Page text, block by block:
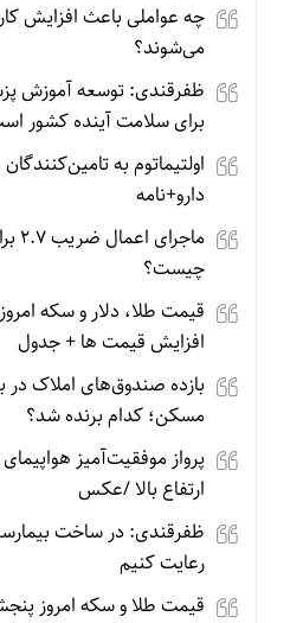
چه عواملی باعث افزایش
می‌شوند؟
ظفرقندی: توسعه آموزش
برای سلامت آینده کشور
اولتیماتوم به
دارو+نامه
چیست؟
افزایش قیمت ها + جدول
بازده صندوق‌های املاک
مسکن؛ کدام برنده شد؟
پرواز موفقیت‌آمیز
ارتفاع بالا /عکس
ظفرقندی: در ساخت
رعایت کنیم